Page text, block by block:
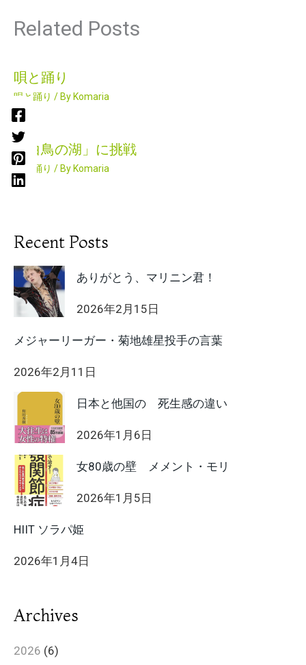
Related Posts
唄と踊り
唄と踊り / By Komaria
「白鳥の湖」に挑戦
唄と踊り / By Komaria
Recent Posts
ありがとう、マリニン君！
2026年2月15日
メジャーリーガー・菊地雄星投手の言葉
2026年2月11日
日本と他国の 死生感の違い
2026年1月6日
女80歳の壁 メメント・モリ
2026年1月5日
HIIT ソラパ姫
2026年1月4日
Archives
2026 (6)